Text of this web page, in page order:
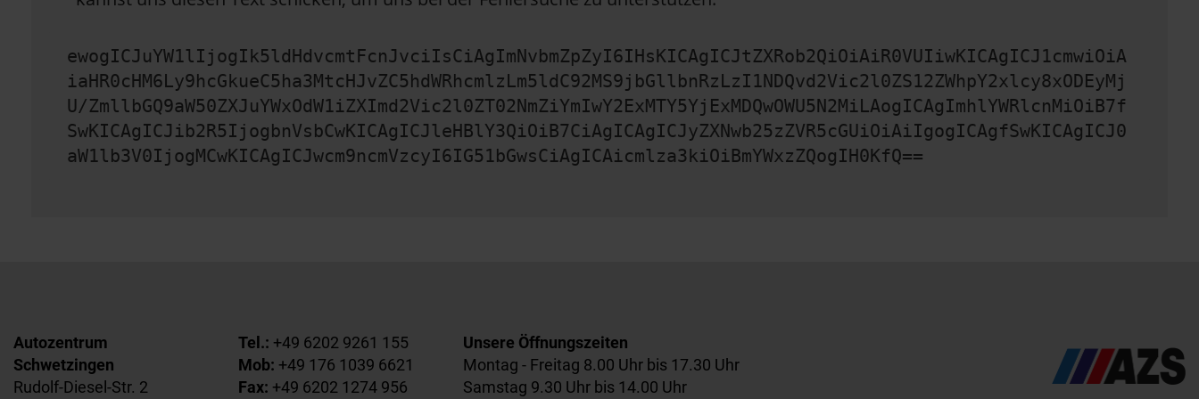
ewogICJuYW1lIjogIk5ldHdvcmtFcnJvciIsCiAgImNvbmZpZyI6IHsKICAgICJtZXRob2QiOiAiR0VUIiwKICAgICJ1cmwiOiA
iaHR0cHM6Ly9hcGkueC5ha3MtcHJvZC5hdWRhcmlzLm5ldC92MS9jbGllbnRzLzI1NDQvd2Vic2l0ZS12ZWhpY2xlcy8xODEyMj
U/ZmllbGQ9aW50ZXJuYWxOdW1iZXImd2Vic2l0ZT02NmZiYmIwY2ExMTY5YjExMDQwOWU5N2MiLAogICAgImhlYWRlcnMiOiB7f
SwKICAgICJib2R5IjogbnVsbCwKICAgICJleHBlY3QiOiB7CiAgICAgICJyZXNwb25zZVR5cGUiOiAiIgogICAgfSwKICAgICJ0
aW1lb3V0IjogMCwKICAgICJwcm9ncmVzcyI6IG51bGwsCiAgICAicmlza3kiOiBmYWxzZQogIH0KfQ==
Autozentrum
Schwetzingen
Rudolf-Diesel-Str. 2
Tel.: +49 6202 9261 155
Mob: +49 176 1039 6621
Fax: +49 6202 1274 956
Unsere Öffnungszeiten
Montag - Freitag 8.00 Uhr bis 17.30 Uhr
Samstag 9.30 Uhr bis 14.00 Uhr